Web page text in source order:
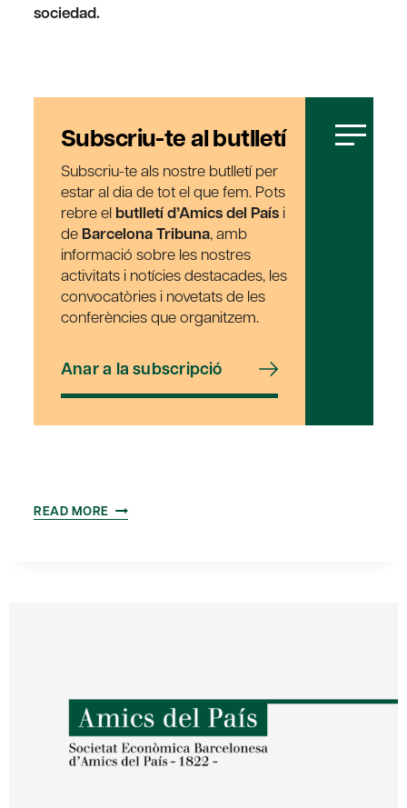
sociedad.
Subscriu-te al butlletí
Subscriu-te als nostre butlletí per
estar al dia de tot el que fem. Pots
rebre el butlletí d’Amics del País i
de Barcelona Tribuna, amb
informació sobre les nostres
activitats i notícies destacades, les
convocatòries i novetats de les
conferències que organitzem.
Anar a la subscripció
READ MORE ¿LAS